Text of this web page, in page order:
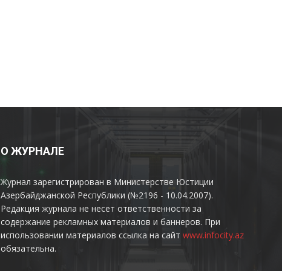
О ЖУРНАЛЕ
Журнал зарегистрирован в Министерстве Юстиции
Азербайджанской Республики (№2196 - 10.04.2007).
Редакция журнала не несет ответственности за
содержание рекламных материалов и баннеров. При
использовании материалов ссылка на сайт www.infocity.az
обязательна.